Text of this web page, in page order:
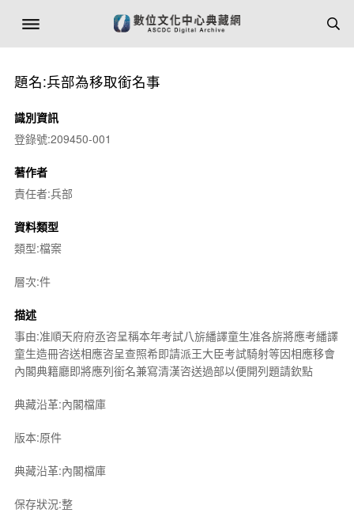
題名:兵部為移取銜名事
識別資訊
登錄號:209450-001
著作者
責任者:兵部
資料類型
類型:檔案
層次:件
描述
事由:准順天府府丞咨呈稱本年考試八旂繙譯童生准各旂將應考繙譯
童生造冊咨送相應咨呈查照希即請派王大臣考試騎射等因相應移會
內閣典籍廳即將應列銜名兼寫清漢咨送過部以便開列題請欽點
典藏沿革:內閣檔庫
版本:原件
典藏沿革:內閣檔庫
保存狀況:整